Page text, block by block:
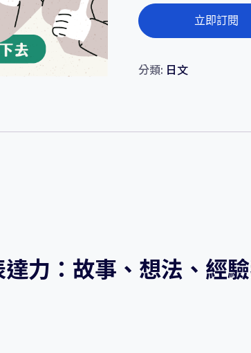
提
升
的
經
驗
立即訂閱
分類: 日文
力：故事、想法、經